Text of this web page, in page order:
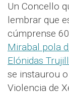
Un Concello
lembrar que
cúmprense
Mirabal pola
Elónidas
se instaurou
Violencia de